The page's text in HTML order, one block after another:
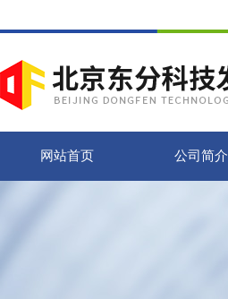
网站首页 公司简介